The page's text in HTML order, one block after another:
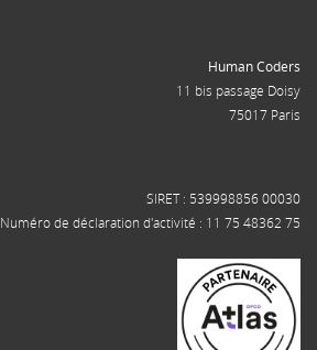
Human Coders
11 bis passage Doisy
75017 Paris
SIRET : 539998856 00030
Numéro de déclaration d'activité : 11 75 48362 75